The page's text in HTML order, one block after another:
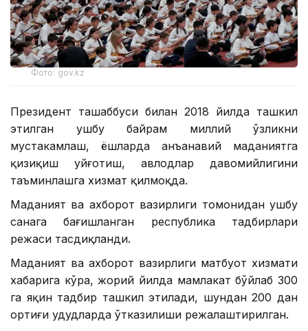
Фото: gov.kz
Президент ташаббуси билан 2018 йилда ташкил
этилган ушбу байрам миллий ўзликни
мустаҳкамлаш, ёшларда анъанавий маданиятга
қизиқиш уйғотиш, авлодлар давомийлигини
таъминлашга хизмат қилмоқда.
Маданият ва ахборот вазирлиги томонидан ушбу
санага бағишланган республика тадбирлари
режаси тасдиқланди.
Маданият ва ахборот вазирлиги матбуот хизмати
хабарига кўра, жорий йилда мамлакат бўйлаб 300
га яқин тадбир ташкил этилади, шундан 200 дан
ортиғи ҳудудларда ўтказилиши режалаштирилган.